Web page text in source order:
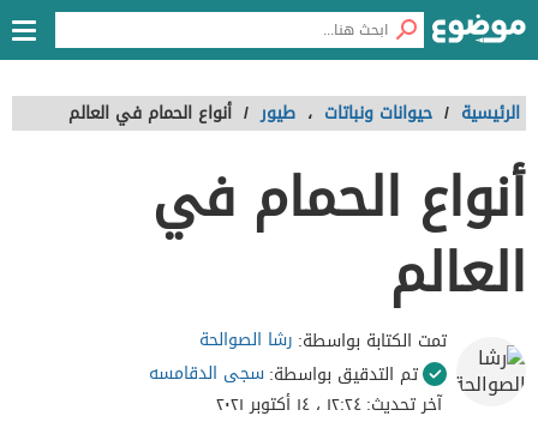
الرئيسية / حيوانات ونباتات ، طيور / أنواع الحمام في العالم
أنواع الحمام في
العالم
تمت الكتابة بواسطة: رشا الصوالحة
تم التدقيق بواسطة:سجى الدقامسه
آخر تحديث:١٢:٢٤ ، ١٤ أكتوبر ٢٠٢١